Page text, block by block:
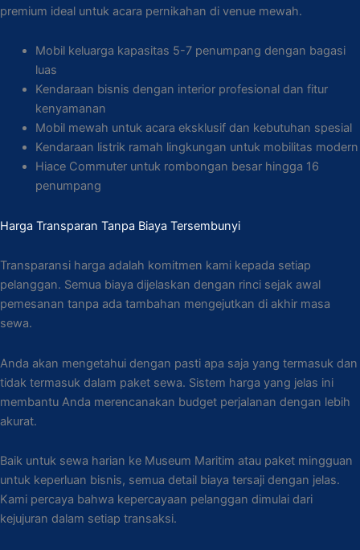
premium ideal untuk acara pernikahan di venue mewah.
Mobil keluarga kapasitas 5-7 penumpang dengan bagasi
luas
Kendaraan bisnis dengan interior profesional dan fitur
kenyamanan
Mobil mewah untuk acara eksklusif dan kebutuhan spesial
Kendaraan listrik ramah lingkungan untuk mobilitas modern
Hiace Commuter untuk rombongan besar hingga 16
penumpang
Harga Transparan Tanpa Biaya Tersembunyi
Transparansi harga adalah komitmen kami kepada setiap
pelanggan. Semua biaya dijelaskan dengan rinci sejak awal
pemesanan tanpa ada tambahan mengejutkan di akhir masa
sewa.
Anda akan mengetahui dengan pasti apa saja yang termasuk dan
tidak termasuk dalam paket sewa. Sistem harga yang jelas ini
membantu Anda merencanakan budget perjalanan dengan lebih
akurat.
Baik untuk sewa harian ke Museum Maritim atau paket mingguan
untuk keperluan bisnis, semua detail biaya tersaji dengan jelas.
Kami percaya bahwa kepercayaan pelanggan dimulai dari
kejujuran dalam setiap transaksi.